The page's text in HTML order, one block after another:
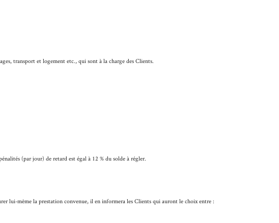
transport et logement etc., qui sont à la charge des Clients.
(par jour) de retard est égal à 12 % du solde à régler.
lui-même la prestation convenue, il en informera les Clients qui auront le choix entre :